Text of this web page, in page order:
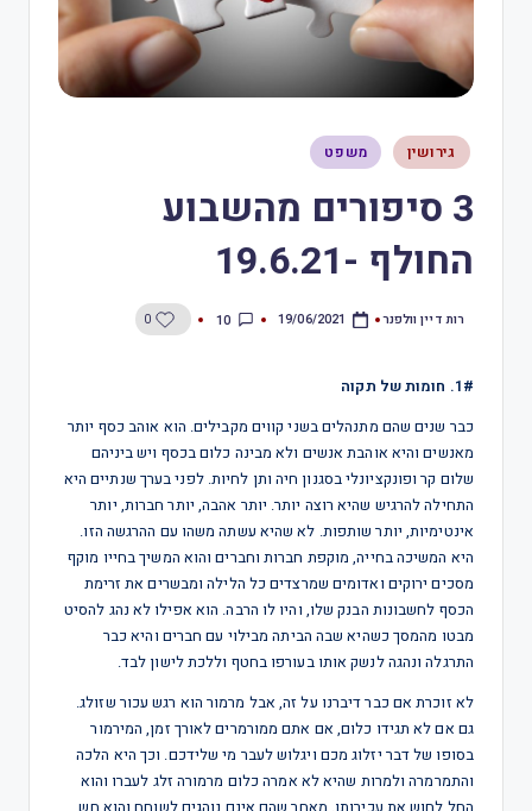
גירושין משפט
3 סיפורים מהשבוע
החולף -19.6.21
רות דיין וולפנר 19/06/2021
10
0
1#. חומות של תקוה
כבר שנים שהם מתנהלים בשני קווים מקבילים. הוא אוהב כסף יותר
מאנשים והיא אוהבת אנשים ולא מבינה כלום בכסף ויש ביניהם
שלום קר ופונקציונלי בסגנון חיה ותן לחיות. לפני בערך שנתיים היא
התחילה להרגיש שהיא רוצה יותר. יותר אהבה, יותר חברות, יותר
אינטימיות, יותר שותפות. לא שהיא עשתה משהו עם ההרגשה הזו.
היא המשיכה בחייה, מוקפת חברות וחברים והוא המשיך בחייו מוקף
מסכים ירוקים ואדומים שמרצדים כל הלילה ומבשרים את זרימת
הכסף לחשבונות הבנק שלו, והיו לו הרבה. הוא אפילו לא נהג להסיט
מבטו מהמסך כשהיא שבה הביתה מבילוי עם חברים והיא כבר
התרגלה ונהגה לנשק אותו בעורפו בחטף וללכת לישון לבד.
לא זוכרת אם כבר דיברנו על זה, אבל מרמור הוא רגש עכור שזולג.
גם אם לא תגידו כלום, אם אתם ממורמרים לאורך זמן, המירמור
בסופו של דבר יזלוג מכם ויגלוש לעבר מי שלידכם. וכך היא הלכה
והתמרמרה ולמרות שהיא לא אמרה כלום מרמורה זלג לעברו והוא